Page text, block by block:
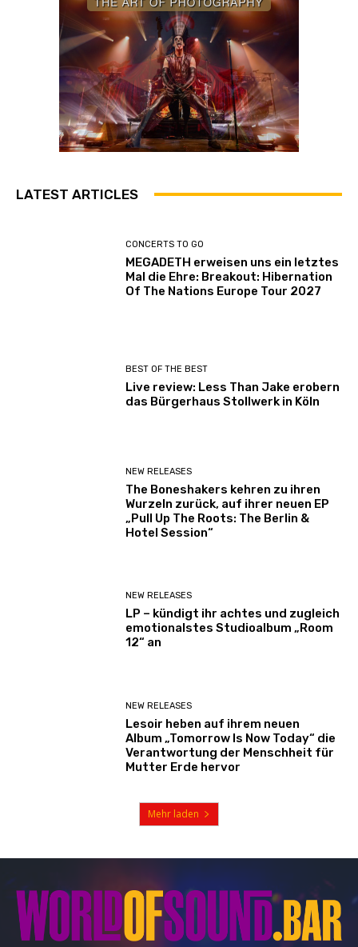
LATEST ARTICLES
CONCERTS TO GO
MEGADETH erweisen uns ein letztes
Mal die Ehre: Breakout: Hibernation
Of The Nations Europe Tour 2027
BEST OF THE BEST
Live review: Less Than Jake erobern
das Bürgerhaus Stollwerk in Köln
NEW RELEASES
The Boneshakers kehren zu ihren
Wurzeln zurück, auf ihrer neuen EP
„Pull Up The Roots: The Berlin &
Hotel Session“
NEW RELEASES
LP – kündigt ihr achtes und zugleich
emotionalstes Studioalbum „Room
12“ an
NEW RELEASES
Lesoir heben auf ihrem neuen
Album „Tomorrow Is Now Today“ die
Verantwortung der Menschheit für
Mutter Erde hervor
Mehr laden